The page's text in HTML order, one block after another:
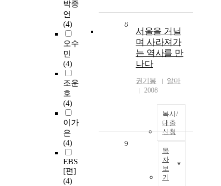
박중
언
(4)
오수
민
(4)
조운
호
(4)
이가
은
(4)
EBS
[편]
(4)
8
서울을 거닐
며 사라져가
는 역사를 만
나다
권기봉
알마
2008
복사/
대출
신청
목
차
보
기
9